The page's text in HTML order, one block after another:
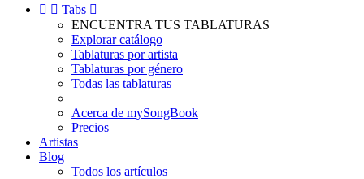
  Tabs 
ENCUENTRA TUS TABLATURAS
Explorar catálogo
Tablaturas por artista
Tablaturas por género
Todas las tablaturas
Acerca de mySongBook
Precios
Artistas
Blog
Todos los artículos